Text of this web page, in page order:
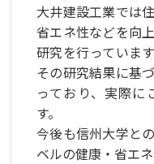
大井建設工業では
省エネ性などを向
研究を行っています
その研究結果に基
っており、実際に
す。
今後も信州大学と
ベルの健康・省エ